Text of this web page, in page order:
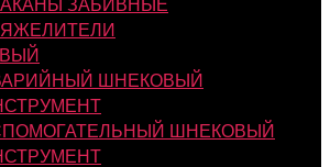
ШНЕКОВЫЙ
ШНЕКОВЫЙ